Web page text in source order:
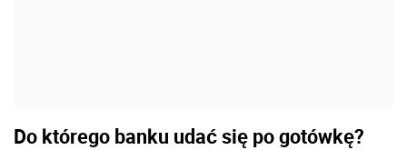
Do którego banku udać się po gotówkę?